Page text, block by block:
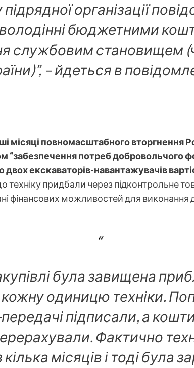
організації
бюджетними
службовим становищем
– йдеться в
місяці повномасштабного вторгнення
“забезпечення потреб добровольчого
двох екскаваторів-навантажувачів
техніку придбали через підконтрольне
фінансових можливостей для виконання
була завищена
кожну одиницю техніки.
підписали, а
Фактично
місяців і тоді була